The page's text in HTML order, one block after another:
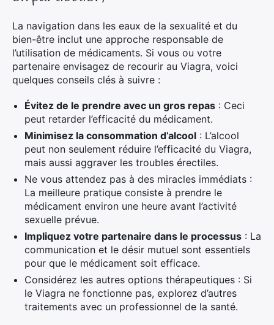
La navigation dans les eaux de la sexualité et du
bien-être inclut une approche responsable de
l’utilisation de médicaments. Si vous ou votre
partenaire envisagez de recourir au Viagra, voici
quelques conseils clés à suivre :
Évitez de le prendre avec un gros repas : Ceci
peut retarder l’efficacité du médicament.
Minimisez la consommation d’alcool : L’alcool
peut non seulement réduire l’efficacité du Viagra,
mais aussi aggraver les troubles érectiles.
Ne vous attendez pas à des miracles immédiats :
La meilleure pratique consiste à prendre le
médicament environ une heure avant l’activité
sexuelle prévue.
Impliquez votre partenaire dans le processus : La
communication et le désir mutuel sont essentiels
pour que le médicament soit efficace.
Considérez les autres options thérapeutiques : Si
le Viagra ne fonctionne pas, explorez d’autres
traitements avec un professionnel de la santé.